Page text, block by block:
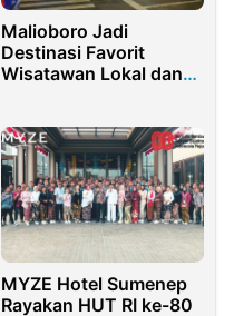
Malioboro Jadi
Destinasi Favorit
Wisatawan Lokal dan
MYZE Hotel Sumenep
Rayakan HUT RI ke-80